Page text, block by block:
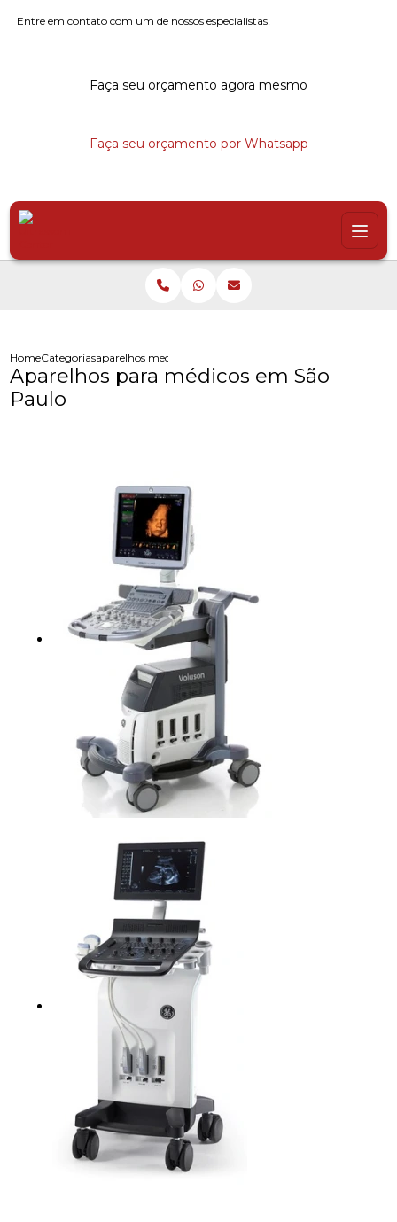
Entre em contato com um de nossos especialistas!
Faça seu orçamento agora mesmo
Faça seu orçamento por Whatsapp
HomeCategoriasaparelhos medicos sao paulo
Aparelhos para médicos em São
Paulo